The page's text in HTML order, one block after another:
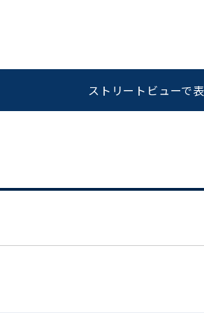
スムーズにご案内できます
0120-620-213
ストリートビューで